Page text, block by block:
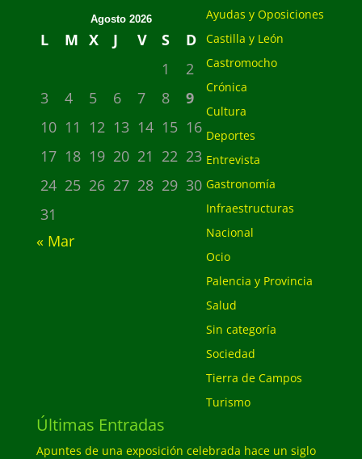
Agosto 2026
L M X J V S
D
1
2
3
4 5 6 7 8
9
10 11 12 13 14 15 16
17 18 19 20 21 22 23
24 25 26 27 28 29 30
31
« Mar
Ayudas y Oposiciones
Castilla y León
Castromocho
Crónica
Cultura
Deportes
Entrevista
Gastronomía
Infraestructuras
Nacional
Ocio
Palencia y Provincia
Salud
Sin categoría
Sociedad
Tierra de Campos
Turismo
Últimas Entradas
Apuntes de una exposición celebrada hace un siglo